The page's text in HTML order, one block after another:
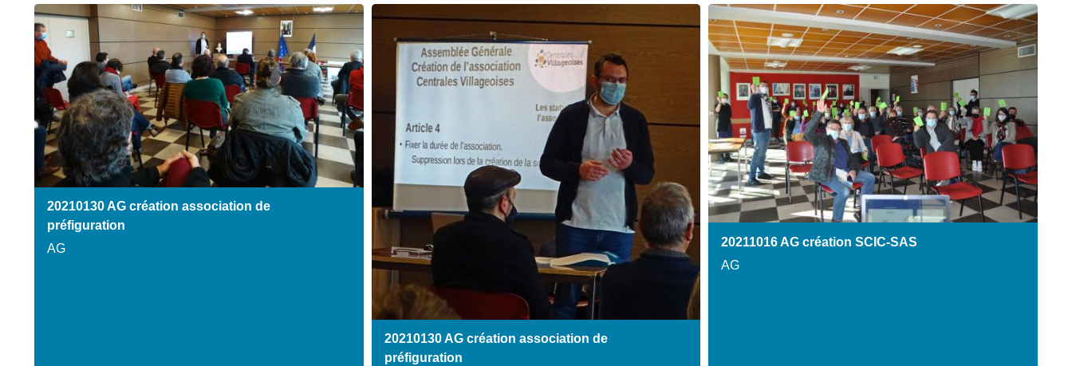
20210130 AG création association de
préfiguration
AG
20210130 AG création association de
préfiguration
20211016 AG création SCIC-SAS
AG